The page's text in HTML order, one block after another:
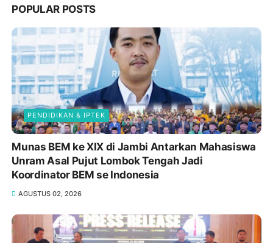
POPULAR POSTS
PENDIDIKAN & IPTEK
Munas BEM ke XIX di Jambi Antarkan Mahasiswa
Unram Asal Pujut Lombok Tengah Jadi
Koordinator BEM se Indonesia
AGUSTUS 02, 2026